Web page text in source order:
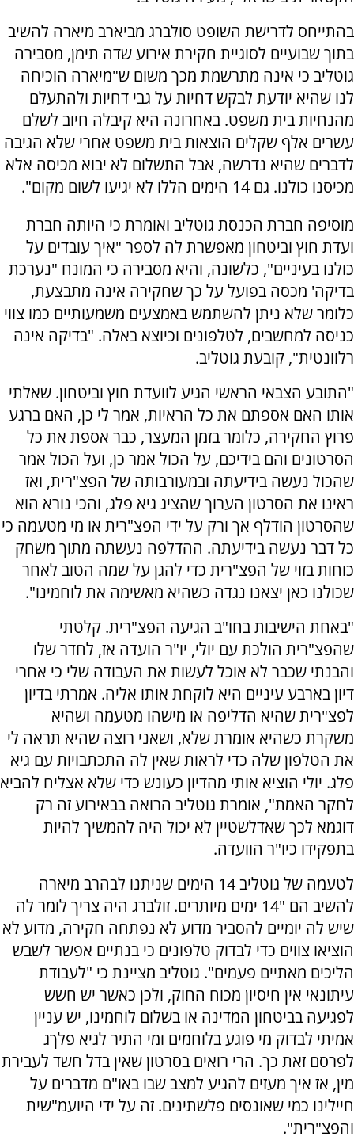
בהתייחס לדרישת השופט סולברג מביארב מיארה להשיב
בתוך שבועיים לסוגיית חקירת אירוע שדה תימן, מסבירה
גוטליב כי אינה מתרשמת מכך משום ש"מיארה הוכיחה
לנו שהיא יודעת לבקש דחיות על גבי דחיות ולהתעלם
מהנחיות בית משפט. באחרונה היא קיבלה חיוב לשלם
עשרים אלף שקלים הוצאות בית משפט אחרי שלא הגיבה
לדברים שהיא נדרשה, אבל התשלום לא יבוא מכיסה אלא
מכיסנו כולנו. גם 14 הימים הללו לא יגיעו לשום מקום".
מוסיפה חברת הכנסת גוטליב ואומרת כי היותה חברת
ועדת חוץ וביטחון מאפשרת לה לספר "איך עובדים על
כולנו בעיניים", כלשונה, והיא מסבירה כי המונח "נערכת
בדיקה' מכסה בפועל על כך שחקירה אינה מתבצעת,
כלומר שלא ניתן להשתמש באמצעים משמעותיים כמו צווי
כניסה למחשבים, לטלפונים וכיוצא באלה. "בדיקה אינה
רלוונטית", קובעת גוטליב.
"התובע הצבאי הראשי הגיע לוועדת חוץ וביטחון. שאלתי
אותו האם אספתם את כל הראיות, אמר לי כן, האם ברגע
פרוץ החקירה, כלומר בזמן המעצר, כבר אספת את כל
הסרטונים והם בידיכם, על הכול אמר כן, ועל הכול אמר
שהכול נעשה בידיעתה ובמעורבותה של הפצ"רית, ואז
ראינו את הסרטון הערוך שהציג גיא פלג, והכי נורא הוא
שהסרטון הודלף אך ורק על ידי הפצ"רית או מי מטעמה כי
כל דבר נעשה בידיעתה. ההדלפה נעשתה מתוך משחק
כוחות בזוי של הפצ"רית כדי להגן על שמה הטוב לאחר
שכולנו כאן יצאנו נגדה כשהיא מאשימה את לוחמינו".
"באחת הישיבות בחו"ב הגיעה הפצ"רית. קלטתי
שהפצ"רית הולכת עם יולי, יו"ר הועדה אז, לחדר שלו
והבנתי שכבר לא אוכל לעשות את העבודה שלי כי אחרי
דיון בארבע עיניים היא לוקחת אותו אליה. אמרתי בדיון
לפצ"רית שהיא הדליפה או מישהו מטעמה ושהיא
משקרת כשהיא אומרת שלא, ושאני רוצה שהיא תראה לי
את הטלפון שלה כדי לראות שאין לה התכתבויות עם גיא
פלג. יולי הוציא אותי מהדיון כעונש כדי שלא אצליח להביא
לחקר האמת", אומרת גוטליב הרואה בבאירוע זה רק
דוגמא לכך שאדלשטיין לא יכול היה להמשיך להיות
בתפקידו כיו"ר הוועדה.
לטעמה של גוטליב 14 הימים שניתנו לבהרב מיארה
להשיב הם "14 ימים מיותרים. זולברג היה צריך לומר לה
שיש לה יומיים להסביר מדוע לא נפתחה חקירה, מדוע לא
הוציאו צווים כדי לבדוק טלפונים כי בנתיים אפשר לשבש
הליכים מאתיים פעמים". גוטליב מציינת כי "לעבודת
עיתונאי אין חיסיון מכוח החוק, ולכן כאשר יש חשש
לפגיעה בביטחון המדינה או בשלום לוחמינו, יש עניין
אמיתי לבדוק מי פוגע בלוחמים ומי התיר לגיא פלךג
לפרסם זאת כך. הרי רואים בסרטון שאין בדל חשד לעבירת
מין, אז איך מעזים להגיע למצב שבו באו"ם מדברים על
חיילינו כמי שאונסים פלשתינים. זה על ידי היועמ"שית
והפצ"רית".